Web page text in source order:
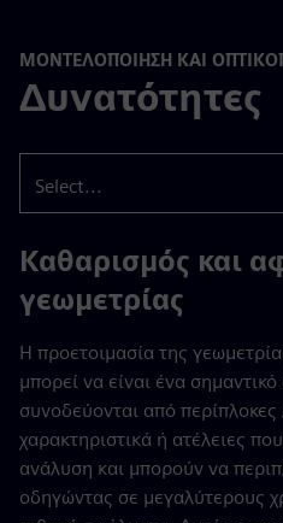
ΜΟΝΤΕΛΟΠΟΊΗΣΗ ΚΑΙ
Δυνατότητες
Select...
Καθαρισμός και
γεωμετρίας
Η προετοιμασία της
μπορεί να είναι ένα
συνοδεύονται από
χαρακτηριστικά ή ατέλειες
ανάλυση και μπορούν να
οδηγώντας σε μεγαλύτερους